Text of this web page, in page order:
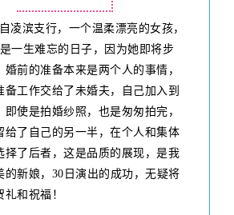
凌滨支行，一个温柔漂亮的女孩，
一生难忘的日子，因为她即将步
婚前的准备本来是两个人的事情，
备工作交给了未婚夫，自己加入到
即使是拍婚纱照，也是匆匆拍完，
给了自己的另一半，在个人和集体
择了后者，这是品质的展现，是我
的新娘，30日演出的成功，无疑将
和祝福！